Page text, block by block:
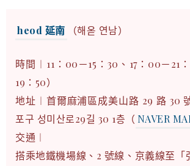
heod 延南 （해옫 연남）
時間︱11：00－15：30、17：00－21
19：50）
地址︱首爾麻浦區成美山路 29 路 30
포구 성미산로29길 30 1층（ NAVER
交通︱
搭乘地鐵機場線、2 號線、京義線至「